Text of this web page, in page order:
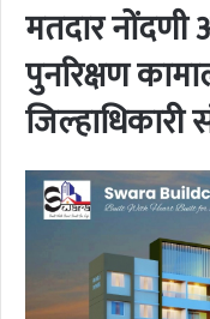
मतदार नोंदणी
पुनरिक्षण
जिल्हाधिकारी